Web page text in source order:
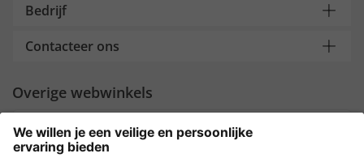
Bedrijf
Contacteer ons
Overige webwinkels
Nederland